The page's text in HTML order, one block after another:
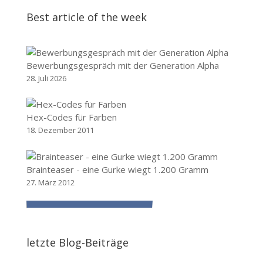
Best article of the week
Bewerbungsgespräch mit der Generation Alpha
28. Juli 2026
Hex-Codes für Farben
18. Dezember 2011
Brainteaser - eine Gurke wiegt 1.200 Gramm
27. März 2012
letzte Blog-Beiträge